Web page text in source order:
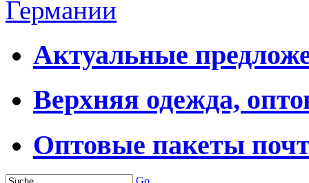
Актуальные
Верхняя одежда,
Оптовые пакеты
Go